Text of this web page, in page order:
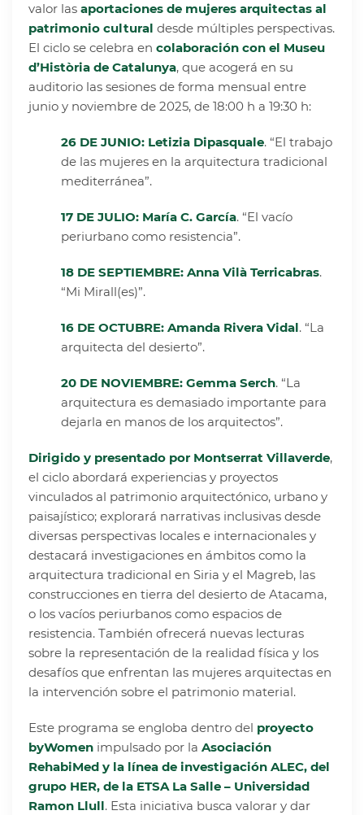
valor las aportaciones de mujeres arquitectas al
patrimonio cultural desde múltiples perspectivas.
El ciclo se celebra en colaboración con el Museu
d’Història de Catalunya, que acogerá en su
auditorio las sesiones de forma mensual entre
junio y noviembre de 2025, de 18:00 h a 19:30 h:
26 DE JUNIO: Letizia Dipasquale. “El trabajo
de las mujeres en la arquitectura tradicional
mediterránea”.
17 DE JULIO: María C. García. “El vacío
periurbano como resistencia”.
18 DE SEPTIEMBRE: Anna Vilà Terricabras.
“Mi Mirall(es)”.
16 DE OCTUBRE: Amanda Rivera Vidal. “La
arquitecta del desierto”.
20 DE NOVIEMBRE: Gemma Serch. “La
arquitectura es demasiado importante para
dejarla en manos de los arquitectos”.
Dirigido y presentado por Montserrat Villaverde,
el ciclo abordará experiencias y proyectos
vinculados al patrimonio arquitectónico, urbano y
paisajístico; explorará narrativas inclusivas desde
diversas perspectivas locales e internacionales y
destacará investigaciones en ámbitos como la
arquitectura tradicional en Siria y el Magreb, las
construcciones en tierra del desierto de Atacama,
o los vacíos periurbanos como espacios de
resistencia. También ofrecerá nuevas lecturas
sobre la representación de la realidad física y los
desafíos que enfrentan las mujeres arquitectas en
la intervención sobre el patrimonio material.
Este programa se engloba dentro del proyecto
byWomen impulsado por la Asociación
RehabiMed y la línea de investigación ALEC, del
grupo HER, de la ETSA La Salle – Universidad
Ramon Llull. Esta iniciativa busca valorar y dar